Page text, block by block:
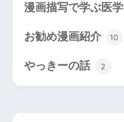
漫画描写で学ぶ医学
お勧め漫画紹介 10
やっきーの話 2